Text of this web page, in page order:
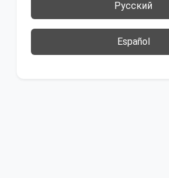
Русский
Español